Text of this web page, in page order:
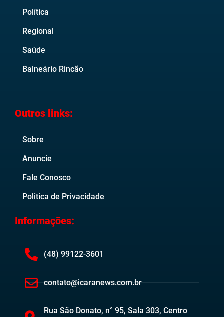
Política
Regional
Saúde
Balneário Rincão
Outros links:
Sobre
Anuncie
Fale Conosco
Politica de Privacidade
Informações:
(48) 99122-3601
contato@icaranews.com.br
Rua São Donato, n° 95, Sala 303, Centro